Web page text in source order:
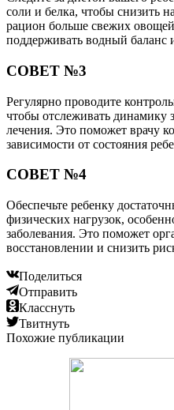
соли и белка, чтобы снизить
рацион больше свежих
поддерживать водный баланс
СОВЕТ №3
Регулярно проводите
чтобы отслеживать динамику
лечения. Это поможет врачу
зависимости от состояния
СОВЕТ №4
Обеспечьте ребенку
физических нагрузок,
заболевания. Это поможет
восстановлении и снизить
Поделиться
Отправить
Класснуть
Твитнуть
Похожие публикации